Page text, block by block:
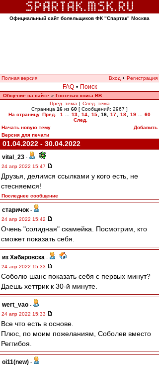
Официальный сайт болельщиков ФК "Спартак" Москва
Полная версия Вход • Регистрация
FAQ • Поиск
Общение на сайте » Гостевая книга ВВ
Пред. тема | След. тема
Страница 16 из 60 [ Сообщений: 2967 ]
На страницу Пред. 1 13 14 15 16 17 18 19
60
След.
Начать новую тему
Добавить
Версия для печати
01.04.2022 - 30.04.2022
vital_23 -
24 апр 2022 15:47
Друзья, делимся ссылками у кого есть, не
стесняемся!
Последнее сообщение
старичок -
24 апр 2022 15:42
Очень "солидная" скамейка. Посмотрим, кто
сможет показать себя.
из Хабаровска -
24 апр 2022 15:33
Соболю шанс показать себя с первых минут?
Даешь хеттрик к 30-й минуте.
wert_vao -
24 апр 2022 15:33
Все что есть в основе.
Плюс, по моим пожеланиям, Соболев вместо
Реггибоя.
oi11(new) -